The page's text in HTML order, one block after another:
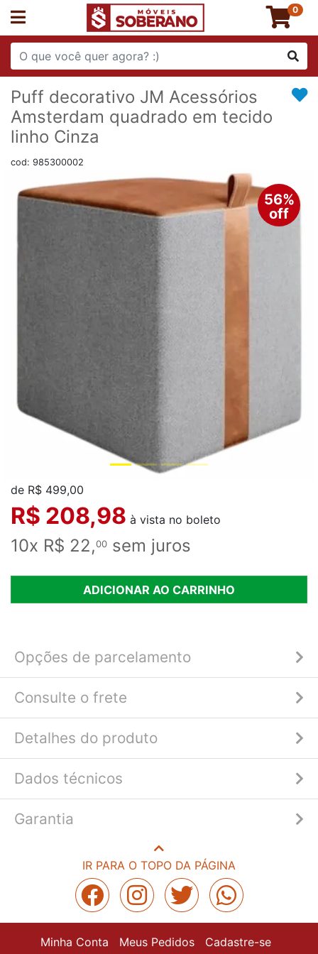
0
Puff decorativo JM Acessórios
Amsterdam quadrado em tecido
linho Cinza
cod: 985300002
56%
off
de R$ 499,00
R$ 208,98 à vista no boleto
10x R$ 22,00 sem juros
ADICIONAR AO CARRINHO
Opções de parcelamento
Consulte o frete
Detalhes do produto
Dados técnicos
Garantia
IR PARA O TOPO DA PÁGINA
Minha Conta Meus Pedidos Cadastre-se